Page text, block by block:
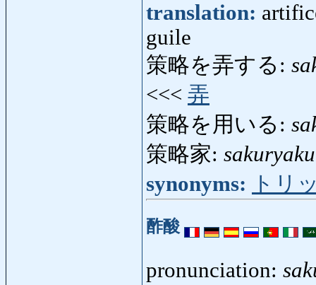
translation:
guile
策略を弄する:
<<< 弄
策略を用いる:
策略家:
synonyms:
トリ
酢酸
pronunciation: